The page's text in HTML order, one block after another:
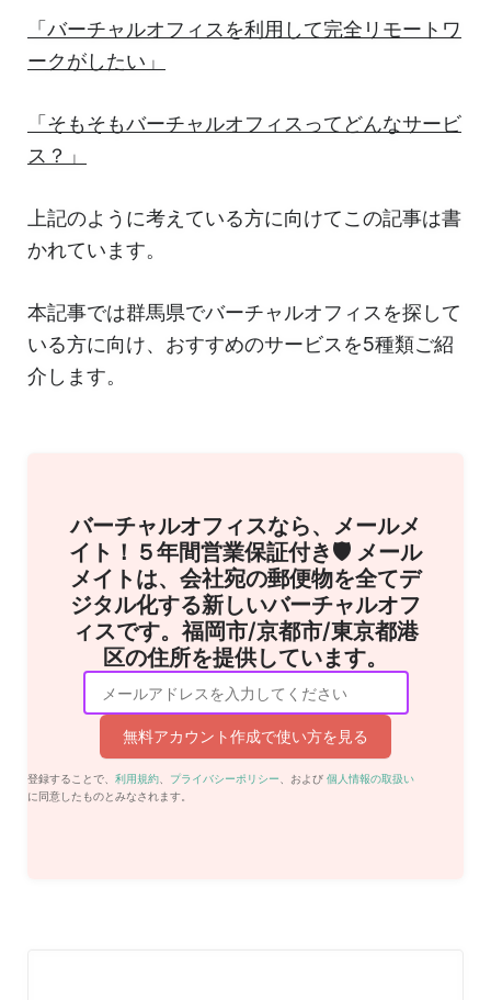
「バーチャルオフィスを利用して完全リモートワ
ークがしたい」
「そもそもバーチャルオフィスってどんなサービ
ス？」
上記のように考えている方に向けてこの記事は書
かれています。
本記事では群馬県でバーチャルオフィスを探して
いる方に向け、おすすめのサービスを5種類ご紹
介します。
バーチャルオフィスなら、メールメ
イト！５年間営業保証付き🛡 メール
メイトは、会社宛の郵便物を全てデ
ジタル化する新しいバーチャルオフ
ィスです。福岡市/京都市/東京都港
区の住所を提供しています。
無料アカウント作成で使い方を見る
登録することで、 利用規約 プライバシーポリシー 、および 個人情報の取扱い
に同意したものとみなされます。